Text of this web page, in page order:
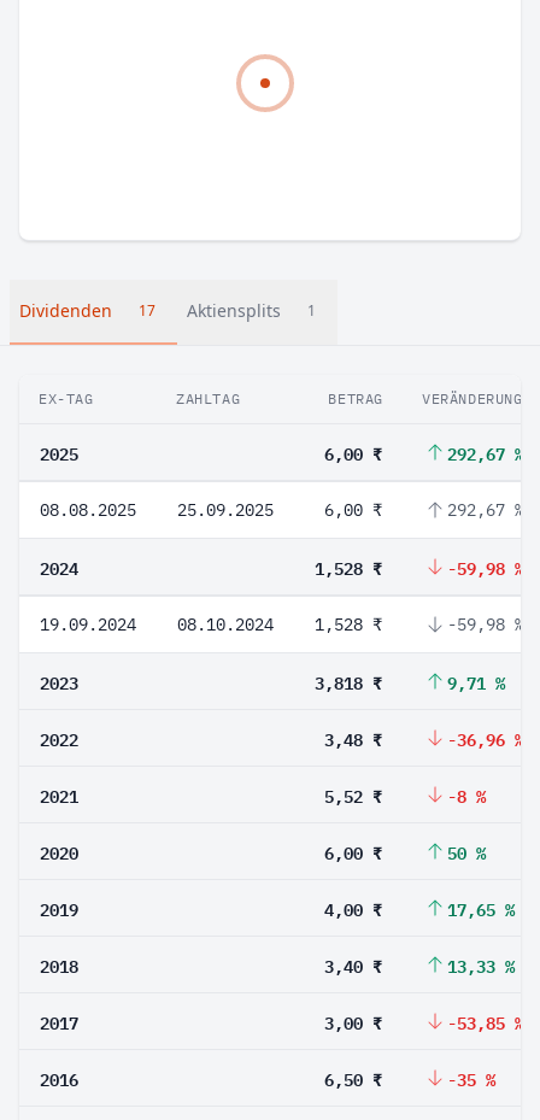
Dividenden 17 Aktiensplits 1
EX-TAG ZAHLTAG BETRAG VERÄNDERUNG
2025 6,00 ₹ 292,67 %
08.08.2025 25.09.2025 6,00 ₹ 292,67 %
2024 1,528 ₹ -59,98 %
19.09.2024 08.10.2024 1,528 ₹ -59,98 %
2023 3,818 ₹ 9,71 %
2022 3,48 ₹ -36,96 %
2021 5,52 ₹ -8 %
2020 6,00 ₹ 50 %
2019 4,00 ₹ 17,65 %
2018 3,40 ₹ 13,33 %
2017 3,00 ₹ -53,85 %
2016 6,50 ₹ -35 %